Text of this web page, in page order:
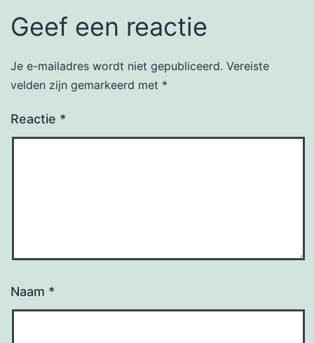
Geef een reactie
Je e-mailadres wordt niet gepubliceerd. Vereiste
velden zijn gemarkeerd met *
Reactie *
Naam *